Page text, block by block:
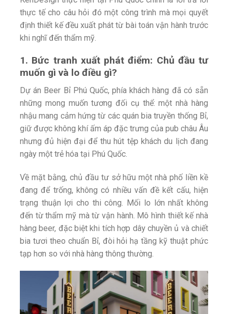
thực tế cho câu hỏi đó một công trình mà mọi quyết
định thiết kế đều xuất phát từ bài toán vận hành trước
khi nghĩ đến thẩm mỹ.
1. Bức tranh xuất phát điểm: Chủ đầu tư
muốn gì và lo điều gì?
Dự án Beer Bỉ Phú Quốc, phía khách hàng đã có sẵn
những mong muốn tương đối cụ thể: một nhà hàng
nhậu mang cảm hứng từ các quán bia truyền thống Bỉ,
giữ được không khí ấm áp đặc trưng của pub châu Âu
nhưng đủ hiện đại để thu hút tệp khách du lịch đang
ngày một trẻ hóa tại Phú Quốc.
Về mặt bằng, chủ đầu tư sở hữu một nhà phố liền kề
đang để trống, không có nhiều vấn đề kết cấu, hiện
trạng thuận lợi cho thi công. Mối lo lớn nhất không
đến từ thẩm mỹ mà từ vận hành. Mô hình thiết kế nhà
hàng beer, đặc biệt khi tích hợp dây chuyền ủ và chiết
bia tươi theo chuẩn Bỉ, đòi hỏi hạ tầng kỹ thuật phức
tạp hơn so với nhà hàng thông thường.